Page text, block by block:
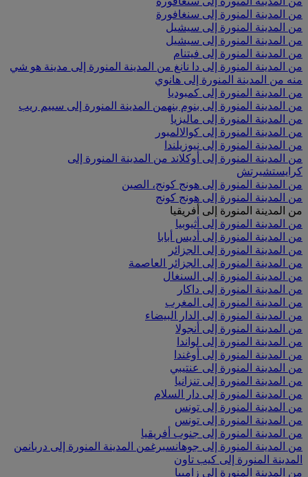
من المدينة المنورة إلى سنغافورة
من المدينة المنورة إلى سيشيل
من المدينة المنورة إلى سيشيل
من المدينة المنورة إلى فيتنام
من المدينة المنورة إلى دا نانغ من المدينة المنورة إلى مدينة هو شي
منه من المدينة المنورة إلى هانوي
من المدينة المنورة إلى كمبوديا
من المدينة المنورة إلى بنوم بنهمن المدينة المنورة إلى سييم ريب
من المدينة المنورة إلى ماليزيا
من المدينة المنورة إلى كوالالمبور
من المدينة المنورة إلى نيوزيلندا
من المدينة المنورة إلى أوكلاند من المدينة المنورة إلى
كرايستشيرتش
من المدينة المنورة إلى هونج كونج، الصين
من المدينة المنورة إلى هونج كونج
من المدينة المنورة إلى أفريقيا
من المدينة المنورة إلى أثيوبيا
من المدينة المنورة إلى أديس أبابا
من المدينة المنورة إلى الجزائر
من المدينة المنورة إلى الجزائر العاصمة
من المدينة المنورة إلى السنغال
من المدينة المنورة إلى داكار
من المدينة المنورة إلى المغرب
من المدينة المنورة إلى الدار البيضاء
من المدينة المنورة إلى أنجولا
من المدينة المنورة إلى لواندا
من المدينة المنورة إلى أوغندا
من المدينة المنورة إلى عنتيبي
من المدينة المنورة إلى تنزانيا
من المدينة المنورة إلى دار السلام
من المدينة المنورة إلى تونس
من المدينة المنورة إلى تونس
من المدينة المنورة إلى جنوب أفريقيا
من المدينة المنورة إلى جوهانسبرغمن المدينة المنورة إلى دربانمن
المدينة المنورة إلى كيب تاون
من المدينة المنورة إلى زامبيا